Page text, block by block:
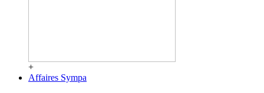
+
Affaires Sympa